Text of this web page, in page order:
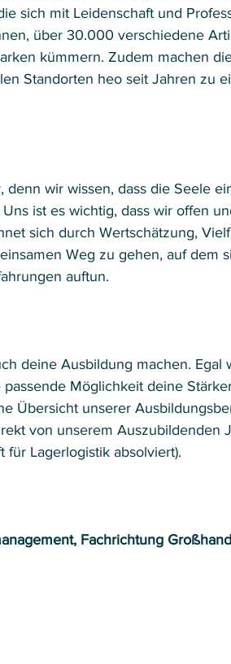
sich mit Leidenschaft und
über 30.000 verschiedene
kümmern. Zudem machen
Standorten heo seit Jahren zu
wir wissen, dass die Seele
ist es wichtig, dass wir offen
sich durch Wertschätzung,
Weg zu gehen, auf dem
auftun.
deine Ausbildung machen. Egal
Möglichkeit deine
Übersicht unserer
von unserem Auszubildenden
Lagerlogistik absolviert).
Fachrichtung